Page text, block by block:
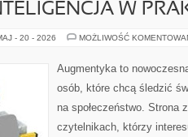
W
- 20 - 2026 MOŻLIWOŚĆ
Augmentyka to
osób, które chcą śledzić
na społeczeństwo. Strona
czytelnikach, którzy